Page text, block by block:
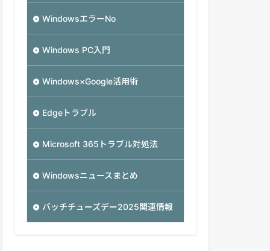
WindowsエラーNo
Windows PC入門
Windows×Google活用術
Edgeトラブル
Microsoft 365トラブル対処法
Windowsニュースまとめ
バッチチューズデー2025関連情報